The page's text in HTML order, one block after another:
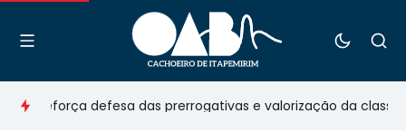
reforça defesa das prerrogativas e valorização da classe na